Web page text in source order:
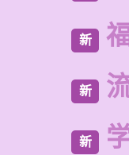
新
新
新